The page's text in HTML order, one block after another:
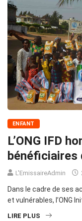
ENFANT
L’ONG IFD
bénéficiaires
L'EmissaireAdmin
Dans le cadre de ses
et vulnérables, l’ONG
LIRE PLUS